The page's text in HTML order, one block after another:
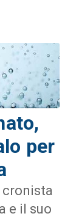
per
cronista
e il suo